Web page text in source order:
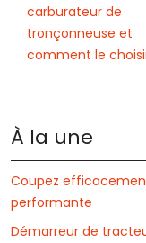
carburateur de
tronçonneuse et
comment le
À la une
Coupez
performante
Démarreur de